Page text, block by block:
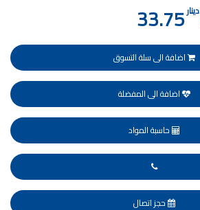
اسماء صالونات تجميل في سوريا,
أسماء صالونات تجميل في أمريكا,
صالونات في الصويفية,
اسماء صالونات تجميل في لبنان,
صالونات في عمان للسيدات,
أسماء صالونات تجميل في إيطاليا,
عروض صالونات التجميل في عمان
دهان بيت,
دهان بيوت ,
بيت يدهن,
دهين معلم,
دهان جدران ,
دهان منازل ,
دهان ضد العن,
عروض دهان بيوت ,
عروض دهان
دينار33.75
اضافة الى سلة التسوق
اضافة الى المفضلة
حاسبة المواد
حجز اتصال